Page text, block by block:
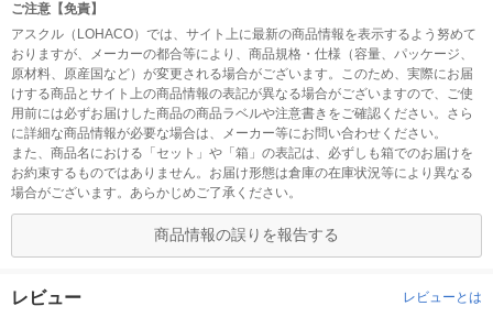
ご注意【免責】
アスクル（LOHACO）では、サイト上に最新の商品情報を表示するよう努めて
おりますが、メーカーの都合等により、商品規格・仕様（容量、パッケージ、
原材料、原産国など）が変更される場合がございます。このため、実際にお届
けする商品とサイト上の商品情報の表記が異なる場合がございますので、ご使
用前には必ずお届けした商品の商品ラベルや注意書きをご確認ください。さら
に詳細な商品情報が必要な場合は、メーカー等にお問い合わせください。
また、商品名における「セット」や「箱」の表記は、必ずしも箱でのお届けを
お約束するものではありません。お届け形態は倉庫の在庫状況等により異なる
場合がございます。あらかじめご了承ください。
商品情報の誤りを報告する
レビュー レビューとは